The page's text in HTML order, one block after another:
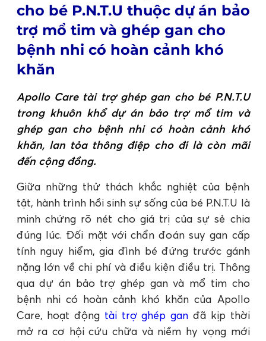
cho bé P.N.T.U thuộc dự án bảo
trợ mổ tim và ghép gan cho
bệnh nhi có hoàn cảnh khó
khăn
Apollo Care tài trợ ghép gan cho bé P.N.T.U
trong khuôn khổ dự án bảo trợ mổ tim và
ghép gan cho bệnh nhi có hoàn cảnh khó
khăn, lan tỏa thông điệp cho đi là còn mãi
đến cộng đồng.
Giữa những thử thách khắc nghiệt của bệnh
tật, hành trình hồi sinh sự sống của bé P.N.T.U là
minh chứng rõ nét cho giá trị của sự sẻ chia
đúng lúc. Đối mặt với chẩn đoán suy gan cấp
tính nguy hiểm, gia đình bé đứng trước gánh
nặng lớn về chi phí và điều kiện điều trị. Thông
qua dự án bảo trợ ghép gan và mổ tim cho
bệnh nhi có hoàn cảnh khó khăn của Apollo
Care, hoạt động tài trợ ghép gan đã kịp thời
mở ra cơ hội cứu chữa và niềm hy vọng mới